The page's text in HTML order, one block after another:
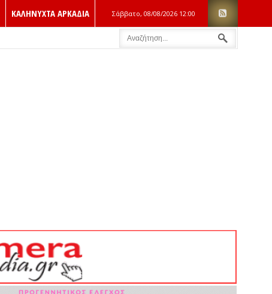
ΚΑΛΗΝΥΧΤΑ ΑΡΚΑΔΙΑ Σάββατο, 08/08/2026 12:00